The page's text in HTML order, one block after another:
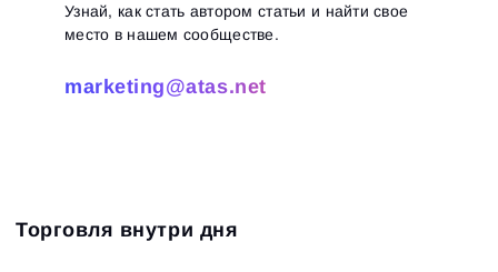
Узнай, как стать автором статьи и найти свое
место в нашем сообществе.
marketing@atas.net
Торговля внутри дня